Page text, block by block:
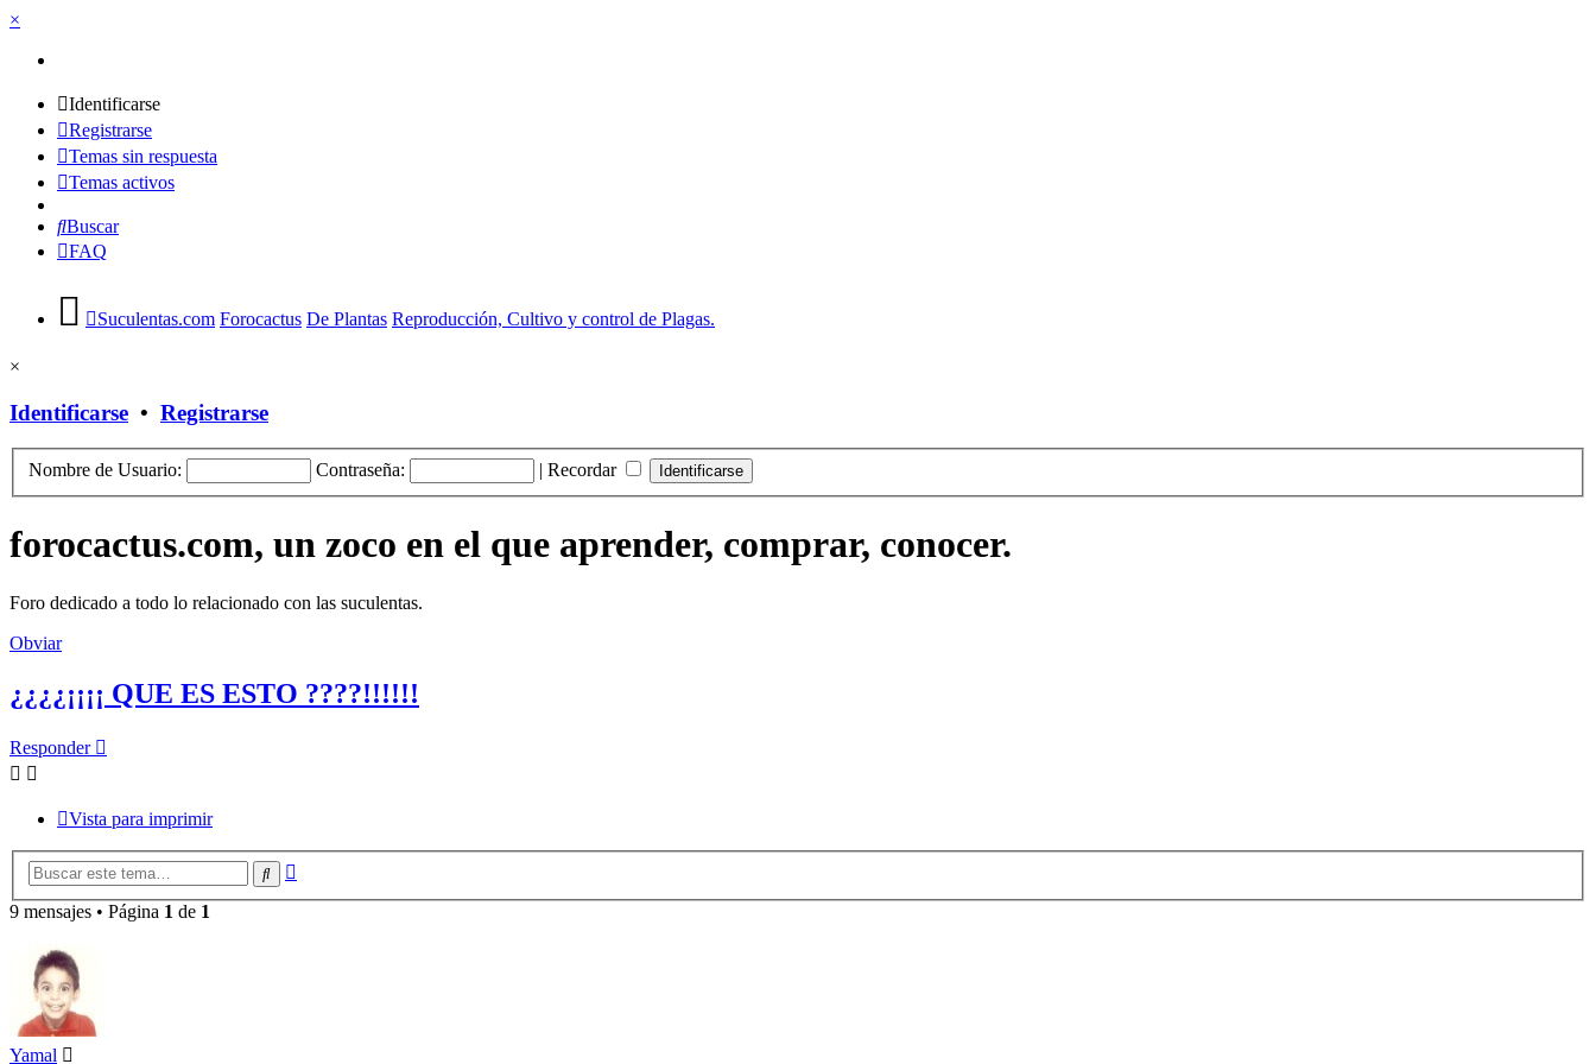
×
Identificarse
Registrarse
Temas sin respuesta
Temas activos
Buscar
FAQ
Suculentas.com Forocactus De Plantas Reproducción, Cultivo y control de Plagas.
×
Identificarse • Registrarse
Nombre de Usuario: Contraseña: | Recordar
forocactus.com, un zoco en el que aprender, comprar, conocer.
Foro dedicado a todo lo relacionado con las suculentas.
Obviar
¿¿¿¿¡¡¡¡ QUE ES ESTO ????!!!!!!
Responder
Vista para imprimir
Buscar
9 mensajes • Página 1 de 1
Yamal